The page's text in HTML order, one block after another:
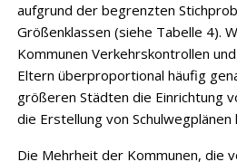
aufgrund der begrenzten
Größen­klassen (siehe Tabelle 4).
Kommunen Verkehrskontrollen
Eltern überproportional häufig
größeren Städten die Einrichtung
die Erstellung von
Die Mehrheit der Kommunen, die